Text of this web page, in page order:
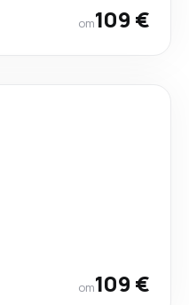
от109 €
от109 €